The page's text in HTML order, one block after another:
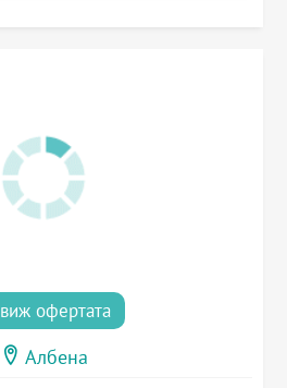
виж офертата
Албена